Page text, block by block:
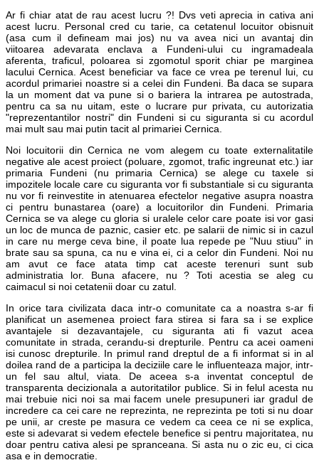
Ar fi chiar atat de rau acest lucru ?! Dvs veti aprecia in cativa ani
acest lucru. Personal cred cu tarie, ca cetatenul locuitor obisnuit
(asa cum il defineam mai jos) nu va avea nici un avantaj din
viitoarea adevarata enclava a Fundeni-ului cu ingramadeala
aferenta, traficul, poloarea si zgomotul sporit chiar pe marginea
lacului Cernica. Acest beneficiar va face ce vrea pe terenul lui, cu
acordul primariei noastre si a celei din Fundeni. Ba daca se supara
la un moment dat va pune si o bariera la intrarea pe autostrada,
pentru ca sa nu uitam, este o lucrare pur privata, cu autorizatia
"reprezentantilor nostri" din Fundeni si cu siguranta si cu acordul
mai mult sau mai putin tacit al primariei Cernica.
Noi locuitorii din Cernica ne vom alegem cu toate externalitatile
negative ale acest proiect (poluare, zgomot, trafic ingreunat etc.) iar
primaria Fundeni (nu primaria Cernica) se alege cu taxele si
impozitele locale care cu siguranta vor fi substantiale si cu siguranta
nu vor fi reinvestite in atenuarea efectelor negative asupra noastra
ci pentru bunastarea (oare) a locuitorilor din Fundeni. Primaria
Cernica se va alege cu gloria si uralele celor care poate isi vor gasi
un loc de munca de paznic, casier etc. pe salarii de nimic si in cazul
in care nu merge ceva bine, il poate lua repede pe "Nuu stiuu" in
brate sau sa spuna, ca nu e vina ei, ci a celor din Fundeni. Noi nu
am avut ce face atata timp cat aceste terenuri sunt sub
administratia lor. Buna afacere, nu ? Toti acestia se aleg cu
caimacul si noi cetatenii doar cu zatul.
In orice tara civilizata daca intr-o comunitate ca a noastra s-ar fi
planificat un asemenea proiect fara stirea si fara sa i se explice
avantajele si dezavantajele, cu siguranta ati fi vazut acea
comunitate in strada, cerandu-si drepturile. Pentru ca acei oameni
isi cunosc drepturile. In primul rand dreptul de a fi informat si in al
doilea rand de a participa la deciziile care le influenteaza major, intr-
un fel sau altul, viata. De aceea s-a inventat conceptul de
transparenta decizionala a autoritatilor publice. Si in felul acesta nu
mai trebuie nici noi sa mai facem unele presupuneri iar gradul de
incredere ca cei care ne reprezinta, ne reprezinta pe toti si nu doar
pe unii, ar creste pe masura ce vedem ca ceea ce ni se explica,
este si adevarat si vedem efectele benefice si pentru majoritatea, nu
doar pentru cativa alesi pe spranceana. Si asta nu o zic eu, ci cica
asa e in democratie.